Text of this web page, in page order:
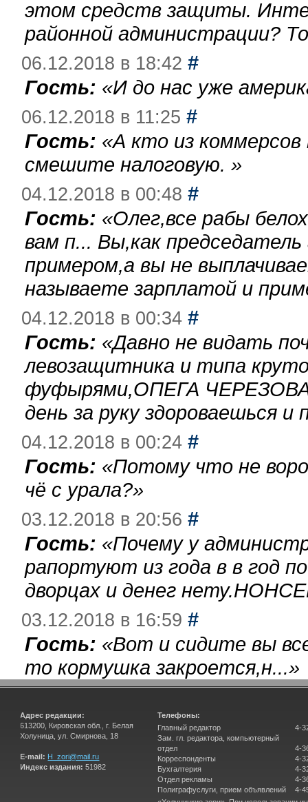
этом средств защиты.
районной администрации?
06.12.2018 в 18:42 #
Гость: «И до нас уже
06.12.2018 в 11:25 #
Гость: «А кто из
смешите налоговую. »
04.12.2018 в 00:48 #
Гость: «Олег,все рабы
вам п... Вы,как
примером,а вы не
называете зарплатой и
04.12.2018 в 00:34 #
Гость: «Давно не видать
левозащитника и типа
фуфырями,ОПЕГА
день за руку здороваешься
04.12.2018 в 00:24 #
Гость: «Потому что не
чё с урала?»
03.12.2018 в 20:56 #
Гость: «Почему у
рапортуют из года в в год
дворцах и денег
03.12.2018 в 16:59 #
Гость: «Вот и сидите вы
то кормушка закроется,н...»
Адрес редакции:
613200, Кировская обл., г. Белая
Холуница, ул. Смирнова, 18
E-mail: H_zori@mail.ru
Индекс издания: 51982
Телефоны:
Главный редактор
Зам. гл. редактора, компьютерный
отдел
Корреспонденты
Бухгалтерия
Отдел рекламы
Полиграфуслуги, прием объявлений
4-
4-
4-
4-
4-
4-